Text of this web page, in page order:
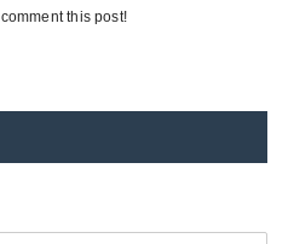
comment this post!